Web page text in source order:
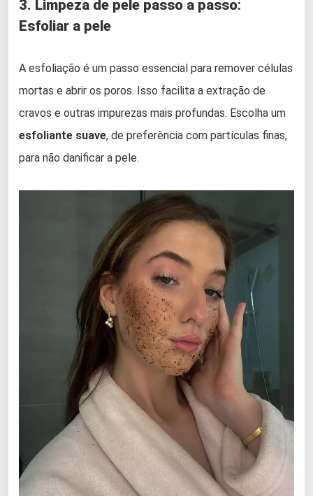
3. Limpeza de pele passo a passo:
Esfoliar a pele
A esfoliação é um passo essencial para remover células
mortas e abrir os poros. Isso facilita a extração de
cravos e outras impurezas mais profundas. Escolha um
esfoliante suave, de preferência com partículas finas,
para não danificar a pele.